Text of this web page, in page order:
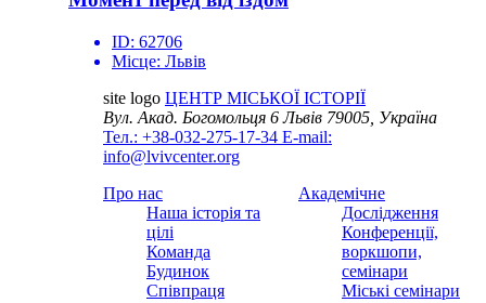
ID: 62706
Місце: Львів
site logo ЦЕНТР МІСЬКОЇ ІСТОРІЇ
Вул. Акад. Богомольця 6Львів 79005, Україна
Тел.: +38-032-275-17-34 E-mail:
info@lvivcenter.org
Про нас
Наша історія та
цілі
Команда
Будинок
Співпраця
Академічне
Дослідження
Конференції,
воркшопи,
семінари
Міські семінари